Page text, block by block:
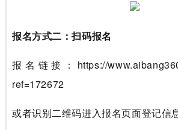
报名方式二：扫码报名
报名链接： https://
ref=172672
或者识别二维码进入报名页面登记信